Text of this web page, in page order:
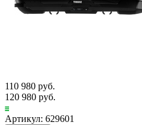
110 980 руб.
120 980 руб.
Артикул: 629601